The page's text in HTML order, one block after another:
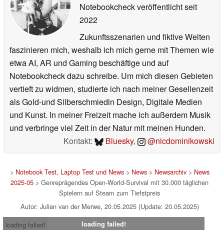
Notebookcheck veröffentlichtseit
2022
Zukunftsszenarien und fiktive Welten
faszinieren mich, weshalb ich mich gerne mit Themen wie
etwa AI, AR und Gaming beschäftige und auf
Notebookcheck dazu schreibe. Um mich diesen Gebieten
vertieft zu widmen, studierte ich nach meiner Gesellenzeit
als Gold-und Silberschmiedin Design, Digitale Medien
und Kunst. In meiner Freizeit mache ich außerdem Musik
und verbringe viel Zeit in der Natur mit meinen Hunden.
Kontakt:
Bluesky, @nicdominikowski
> Notebook Test, Laptop Test und News> News> Newsarchiv> News
2025-05 > Genreprägendes Open-World-Survival mit 30.000 täglichen
Spielern auf Steam zum Tiefstpreis
Autor: Julian van der Merwe, 20.05.2025 (Update: 20.05.2025)
loading failed!
loading failed!